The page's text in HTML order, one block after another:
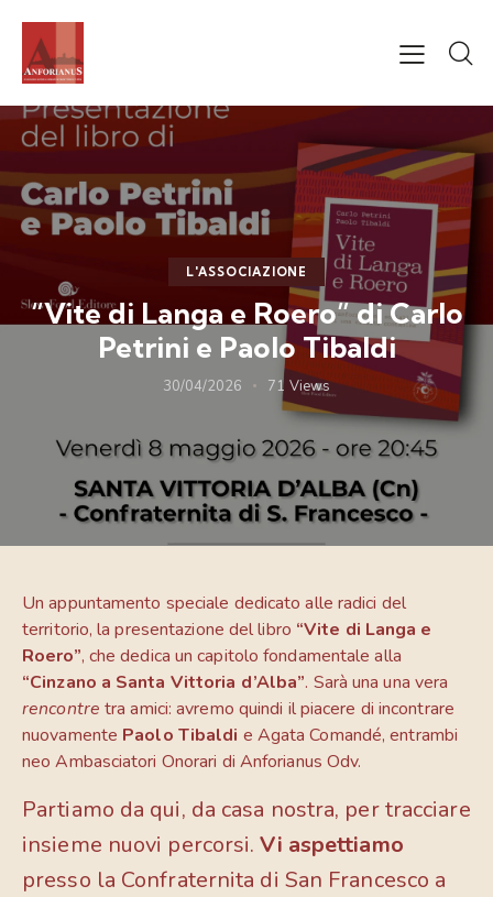
L'ASSOCIAZIONE
“Vite di Langa e Roero” di Carlo
Petrini e Paolo Tibaldi
30/04/2026 71 Views
Un appuntamento speciale dedicato alle radici del
territorio, la presentazione del libro “Vite di Langa e
Roero”, che dedica un capitolo fondamentale alla
“Cinzano a Santa Vittoria d’Alba”. Sarà una una vera
rencontre tra amici: avremo quindi il piacere di incontrare
nuovamente Paolo Tibaldi e Agata Comandé, entrambi
neo Ambasciatori Onorari di Anforianus Odv.
Partiamo da qui, da casa nostra, per tracciare
insieme nuovi percorsi.Vi aspettiamo
presso la Confraternita di San Francesco a